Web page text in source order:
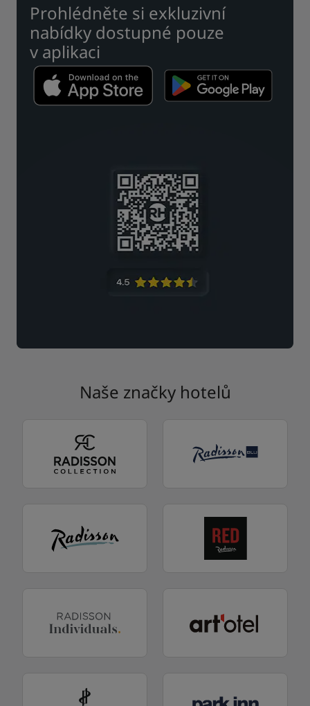
Prohlédněte si exkluzivní
nabídky dostupné pouze
v aplikaci
Naše značky hotelů